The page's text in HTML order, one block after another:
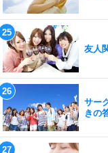
友人
サー
きの